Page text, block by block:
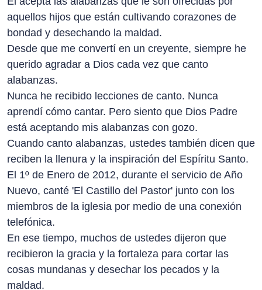
aquellos hijos que están cultivando corazones de
bondad y desechando la maldad.
Desde que me convertí en un creyente, siempre he
querido agradar a Dios cada vez que canto
alabanzas.
Nunca he recibido lecciones de canto. Nunca
aprendí cómo cantar. Pero siento que Dios Padre
está aceptando mis alabanzas con gozo.
Cuando canto alabanzas, ustedes también dicen que
reciben la llenura y la inspiración del Espíritu Santo.
El 1º de Enero de 2012, durante el servicio de Año
Nuevo, canté 'El Castillo del Pastor' junto con los
miembros de la iglesia por medio de una conexión
telefónica.
En ese tiempo, muchos de ustedes dijeron que
recibieron la gracia y la fortaleza para cortar las
cosas mundanas y desechar los pecados y la
maldad.